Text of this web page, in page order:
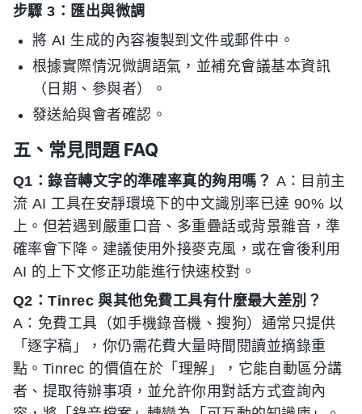
步驟 3：匯出與微調
將 AI 生成的內容複製到文件或郵件中。
根據實際情況微調語氣，並補充會議基本資訊
（日期、參與者）。
發送給與會者確認。
五、常見問題 FAQ
Q1：錄音轉文字的準確率真的夠用嗎？ A：目前主
流 AI 工具在安靜環境下的中文識別率已達 90% 以
上。但若遇到嚴重口音、多重疊話或背景雜音，準
確率會下降。建議使用外接麥克風，或在會後利用
AI 的上下文修正功能進行快速校對。
Q2：Tinrec 與其他免費工具有什麼最大差別？
A：免費工具（如手機錄音機、搜狗）通常只提供
「逐字稿」，你仍需花費大量時間閱讀並摘錄重
點。Tinrec 的價值在於「理解」，它能自動區分講
者、提取待辦事項，並允許你用對話方式查詢內